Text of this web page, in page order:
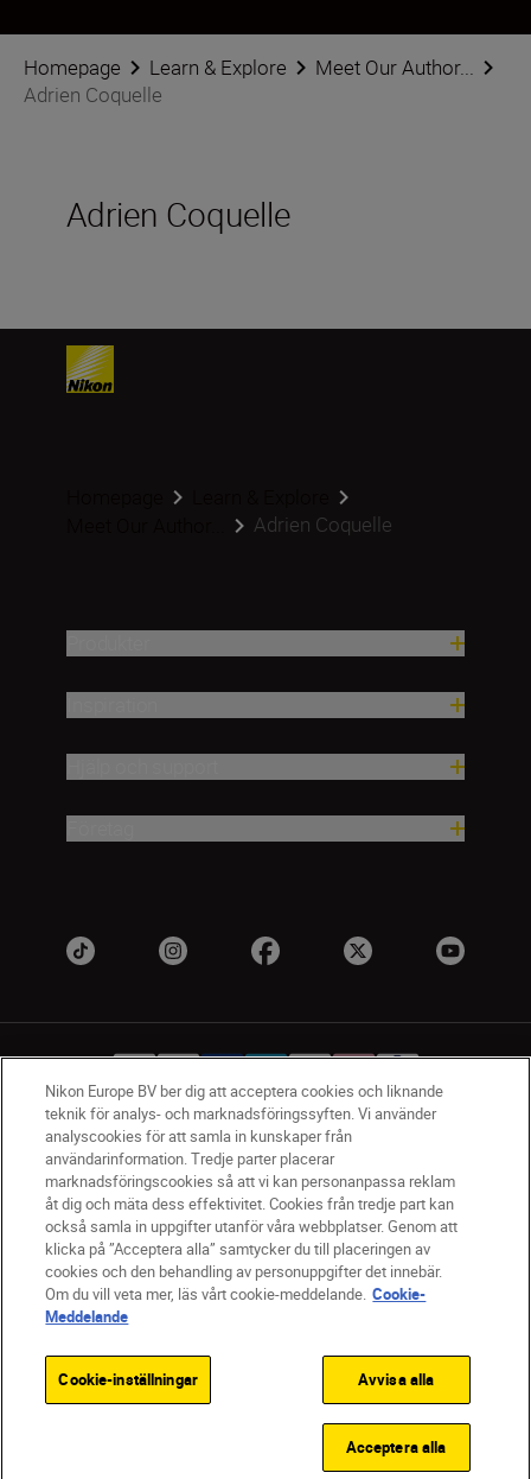
Homepage Learn & Explore
Meet Our Author...
Adrien Coquelle
Adrien Coquelle
Adrien Coquelle
SV Nikon Sites
Kontakta oss
Policydokument om personuppgiftsbehandling
Användningsvillkor
Användarvillkor för Nikon Store
Cookie-meddelande
Tillgänglighet
Cookieinställningar
© 2026 Nikon
SKIP
Nikon Europe BV ber dig att acceptera cookies och liknande
teknik för analys- och marknadsföringssyften. Vi använder
analyscookies för att samla in kunskaper från
användarinformation. Tredje parter placerar
marknadsföringscookies så att vi kan personanpassa reklam
åt dig och mäta dess effektivitet. Cookies från tredje part kan
också samla in uppgifter utanför våra webbplatser. Genom att
klicka på ”Acceptera alla” samtycker du till placeringen av
cookies och den behandling av personuppgifter det innebär.
Om du vill veta mer, läs vårt cookie-meddelande. Cookie-
Meddelande
Cookie-inställningar Avvisa alla
Acceptera alla